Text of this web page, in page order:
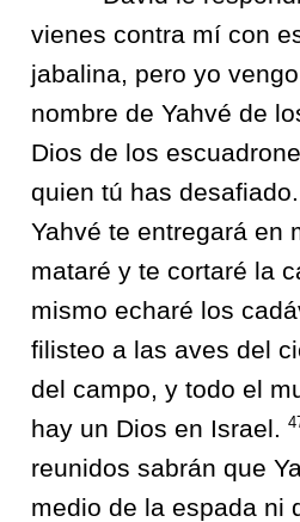
vienes contra mí con
jabalina, pero yo
nombre de Yahvé de
Dios de los
quien tú has desafiado.
Yahvé te entregará en
mataré y te cortaré la
mismo echaré los
filisteo a las aves del
del campo, y todo el
hay un Dios en Israel.
reunidos sabrán que
medio de la espada ni